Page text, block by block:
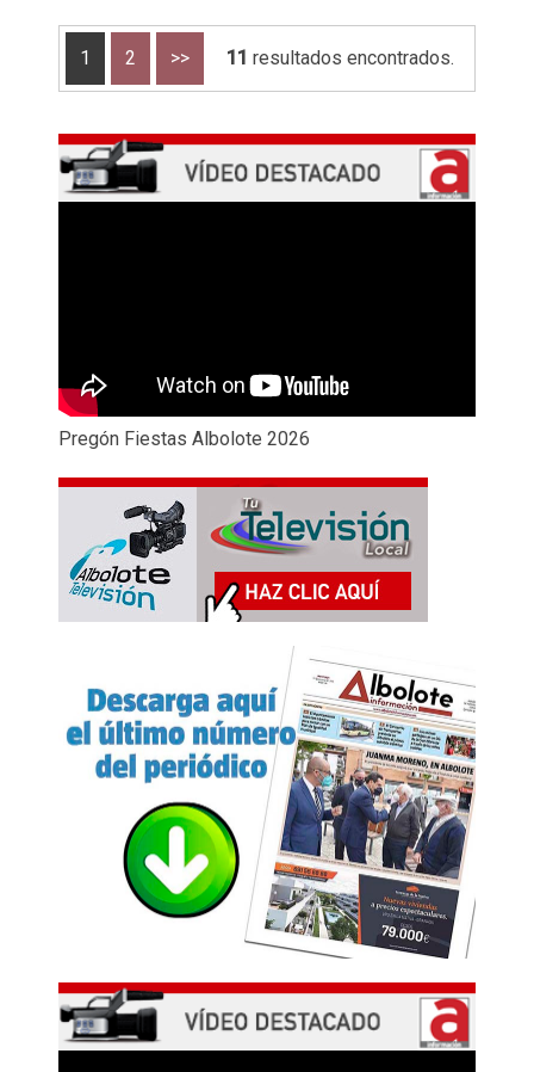
1 2 >> 11 resultados encontrados.
Pregón Fiestas Albolote 2026